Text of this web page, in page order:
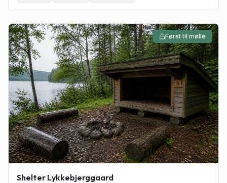
Først til mølle
Shelter Lykkebjerggaard